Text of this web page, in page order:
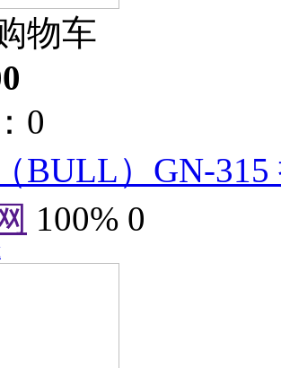
物车
0
BULL）GN-
100% 0